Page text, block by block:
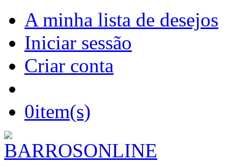
A minha lista de desejos
Iniciar sessão
Criar conta
0item(s)